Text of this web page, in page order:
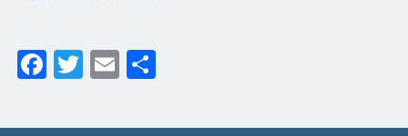
Facebook
Twitter
Email